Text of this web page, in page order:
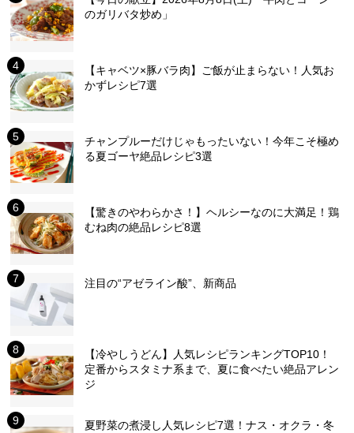
のガリバタ炒め」
【キャベツ×豚バラ肉】ご飯が止まらない！人気お
かずレシピ7選
チャンプルーだけじゃもったいない！今年こそ極め
る夏ゴーヤ絶品レシピ3選
【驚きのやわらかさ！】ヘルシーなのに大満足！鶏
むね肉の絶品レシピ8選
注目の“アゼライン酸”、新商品
【冷やしうどん】人気レシピランキングTOP10！
定番からスタミナ系まで、夏に食べたい絶品アレン
ジ
夏野菜の煮浸し人気レシピ7選！ナス・オクラ・冬